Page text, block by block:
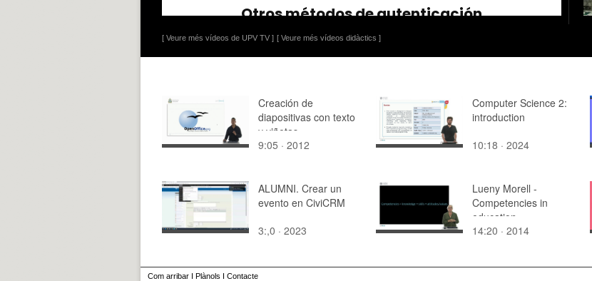
[ Veure més vídeos de UPV TV ] [ Veure més vídeos didàctics ]
Creación de
diapositivas con texto
y viñetas
9:05 · 2012
Computer Science 2:
introduction
10:18 · 2024
ALUMNI. Crear un
evento en CiviCRM
3:,0 · 2023
Lueny Morell -
Competencies in
education
14:20 · 2014
Com arribar I Plànols I Contacte